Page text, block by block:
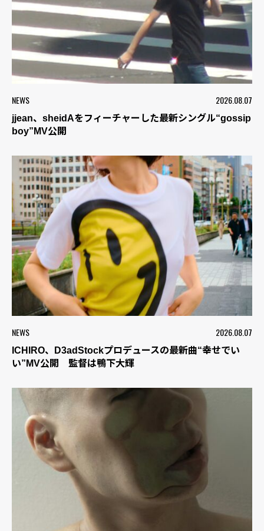
NEWS 2026.08.07
jjean、sheidAをフィーチャーした最新シングル“gossip
boy”MV公開
NEWS 2026.08.07
ICHIRO、D3adStockプロデュースの最新曲“幸せでい
い”MV公開 監督は鴨下大輝